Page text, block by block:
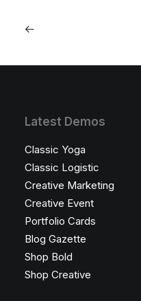
Latest Demos
Classic Yoga
Classic Logistic
Creative Marketing
Creative Event
Portfolio Cards
Blog Gazette
Shop Bold
Shop Creative